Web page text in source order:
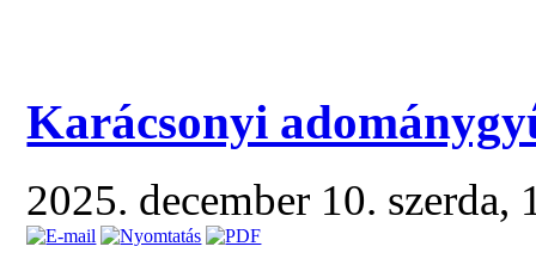
Karácsonyi
2025. december 10. szerda,